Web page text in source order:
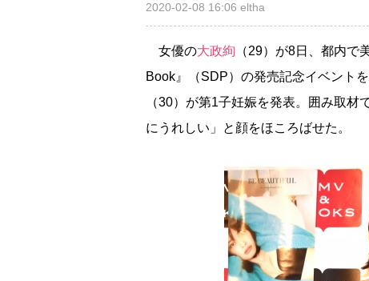
2020-02-08 16:06 eltha
女優の大政絢 （29）が8日、都内で
Book』（SDP）の発売記念イベント
（30）が第1子妊娠を発表。囲み取
にうれしい」と顔をほころばせた。